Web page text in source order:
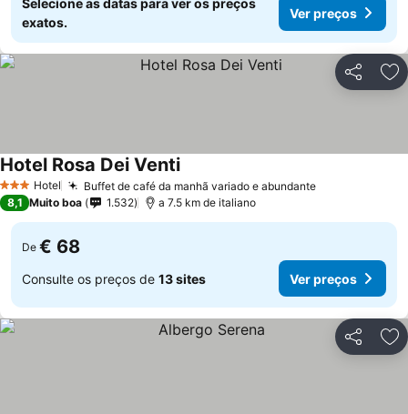
Selecione as datas para ver os preços
exatos.
Ver preços
Partilhar
3 EstrelasHotel Buffet de café da manhã variado e abundanteVer preços
Hotel Rosa Dei VentiVer preços
8,1 Muito boa 1.532 a 7.5 km de italiano
De € 68
Consulte os preços de 13 sites Ver preços
Partilhar